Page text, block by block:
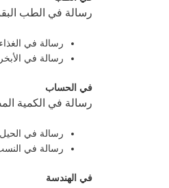
رسالة في الطب
رسالة في
رسالة في
في الحساب
رسالة في الكمية
رسالة في
رسالة في
في الهندسة